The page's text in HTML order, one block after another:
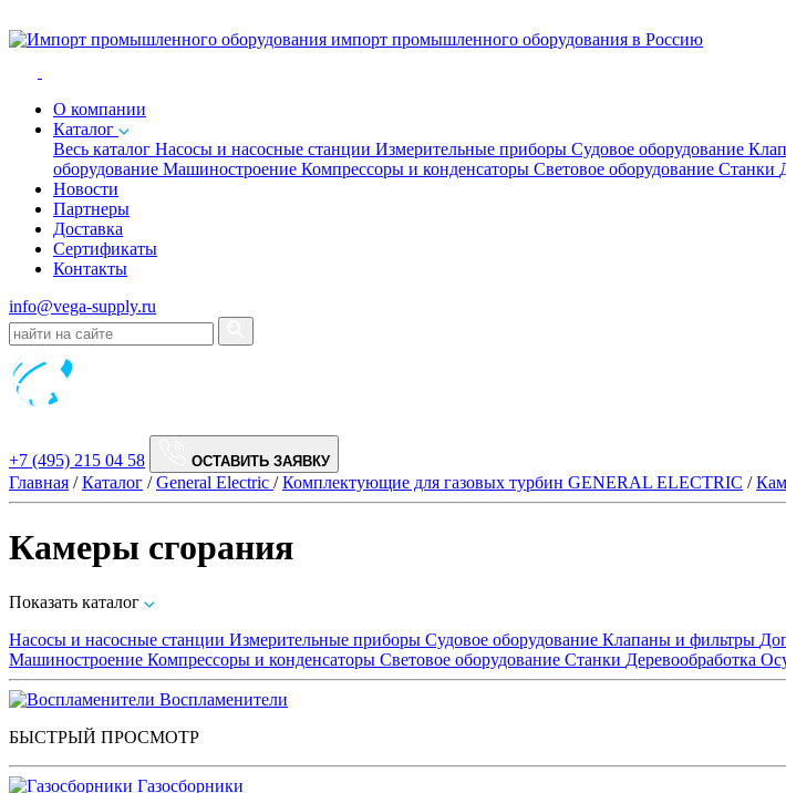
импорт промышленного оборудования в Россию
O компании
Каталог
Весь каталог Насосы и насосные станции Измерительные приборы Судовое оборудование
оборудование Машиностроение Компрессоры и конденсаторы Световое оборудование Станки
Новости
Партнеры
Доставка
Сертификаты
Контакты
info@vega-supply.ru
+7 (495) 215 04 58 ОСТАВИТЬ ЗАЯВКУ
Главная /Каталог /General Electric /Комплектующие для газовых турбин GENERAL ELECTRIC /
Камеры сгорания
Показать каталог
Насосы и насосные станции Измерительные приборы Судовое оборудование Клапаны и фильтры
Машиностроение Компрессоры и конденсаторы Световое оборудование Станки Деревообработка
Воспламенители
БЫСТРЫЙ ПРОСМОТР
Газосборники